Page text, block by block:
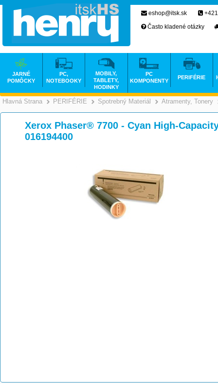
Hlavná Strana >
PERIFÉRIE >
Spotrebný Materiál >
Atramenty, Tonery
Xerox Phaser® 7700 - Cyan High-
016194400
eshop@itsk.sk
Často kladené otázky
JARNÉ
POMÔCKY
PC,
NOTEBOOKY
MOBILY,
TABLETY,
HODINKY
PC
KOMPONENTY
PERIFÉRIE